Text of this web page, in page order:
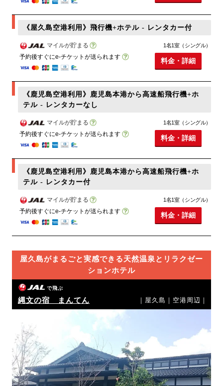
《屋久島空港利用》飛行機+ホテル - レンタカー付
マイルが貯まる
予約後すぐにe-チケットが送られます
1名1室（シングル）
料金・詳細
《鹿児島空港利用》鹿児島本港から高速船飛行機+ホ
テル - レンタカーなし
マイルが貯まる
予約後すぐにe-チケットが送られます
1名1室（シングル）
料金・詳細
《鹿児島空港利用》鹿児島本港から高速船飛行機+ホ
テル - レンタカー付
マイルが貯まる
予約後すぐにe-チケットが送られます
1名1室（シングル）
料金・詳細
屋久島がまるごと実感できる天然温泉とリラクゼー
ションホテル
で飛ぶ
縄文の宿 まんてん ｜屋久島｜空港周辺｜